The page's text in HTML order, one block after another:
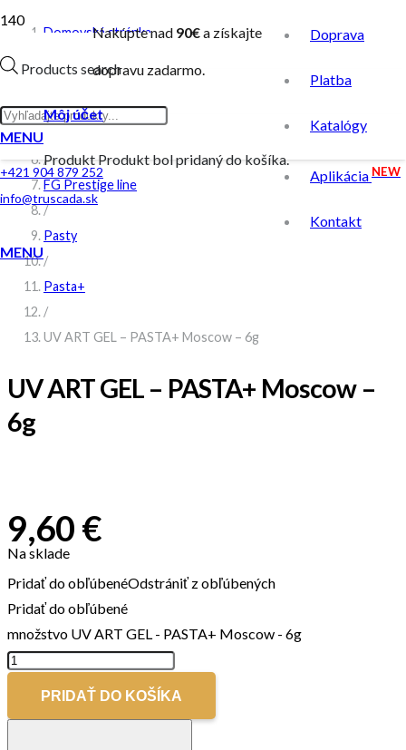
Nakúpte nad 90€a získajte
dopravu zadarmo.
Products search
Doprava
Platba
Katalógy
Aplikácia NEW
Kontakt
MENU
Môj účet
ProduktProduktbol pridaný do košíka.
+421 904 879 252
info@truscada.sk
MENU
Domovská stránka
/
/
FG Prestige line
/
Pasty
/
Pasta+
/
UV ART GEL – PASTA+ Moscow – 6g
UV ART GEL – PASTA+ Moscow –
6g
9,60€
Na sklade
Pridať do obľúbenéOdstrániť z obľúbených
Pridať do obľúbené
množstvo UV ART GEL - PASTA+ Moscow - 6g
PRIDAŤ DO KOŠÍKA